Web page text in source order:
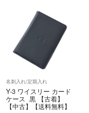
名刺入れ/定期入れ
Y-3 ワイスリー カード
ケース 黒 【古着】
【中古】【送料無料】